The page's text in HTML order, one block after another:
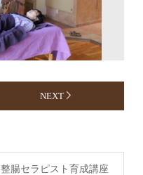
NEXT
整腸セラピスト育成講座